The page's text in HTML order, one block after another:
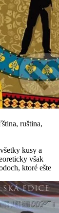
ruština,
kusy a
však
ktoré ešte